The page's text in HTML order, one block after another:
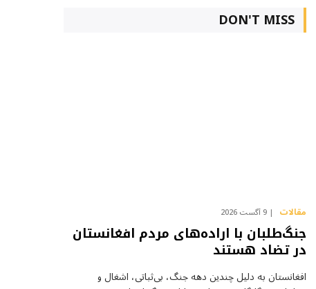
DON'T MISS
مقالات 9 آگست 2026
جنگ‌طلبان با اراده‌های مردم افغانستان
در تضاد هستند
افغانستان به دلیل چندین دهه جنگ، بی‌ثباتی، اشغال و